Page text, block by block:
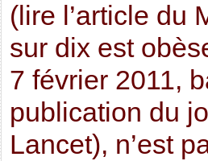
(lire l’article du
sur dix est
7 février 2011,
publication du
Lancet), n’est